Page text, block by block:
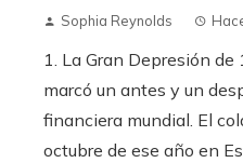
Sophia Reynolds
1. La Gran Depresión
marcó un antes y un
financiera mundial. El
octubre de ese año en